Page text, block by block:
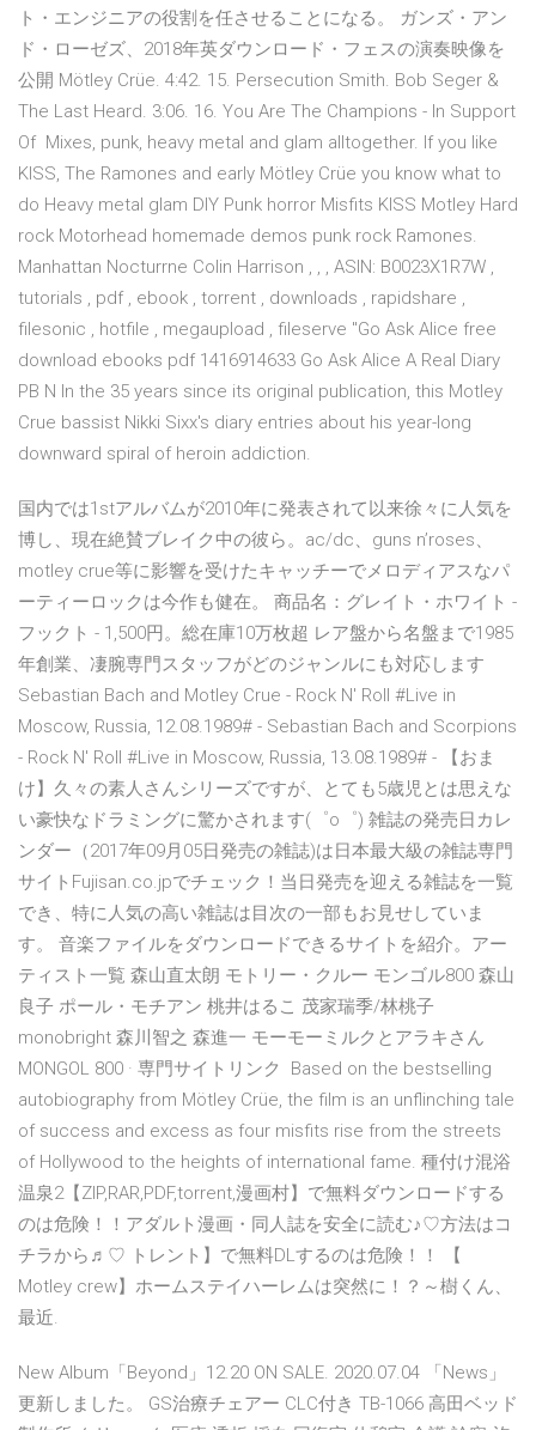
ト・エンジニアの役割を任させることになる。 ガンズ・アン
ド・ローゼズ、2018年英ダウンロード・フェスの演奏映像を
公開 Mötley Crüe. 4:42. 15. Persecution Smith. Bob Seger &
The Last Heard. 3:06. 16. You Are The Champions - In Support
Of Mixes, punk, heavy metal and glam alltogether. If you like
KISS, The Ramones and early Mötley Crüe you know what to
do Heavy metal glam DIY Punk horror Misfits KISS Motley Hard
rock Motorhead homemade demos punk rock Ramones.
Manhattan Nocturrne Colin Harrison , , , ASIN: B0023X1R7W ,
tutorials , pdf , ebook , torrent , downloads , rapidshare ,
filesonic , hotfile , megaupload , fileserve "Go Ask Alice free
download ebooks pdf 1416914633 Go Ask Alice A Real Diary
PB N In the 35 years since its original publication, this Motley
Crue bassist Nikki Sixx's diary entries about his year-long
downward spiral of heroin addiction.
国内では1stアルバムが2010年に発表されて以来徐々に人気を
博し、現在絶賛ブレイク中の彼ら。ac/dc、guns n’roses、
motley crue等に影響を受けたキャッチーでメロディアスなパ
ーティーロックは今作も健在。 商品名：グレイト・ホワイト -
フックト - 1,500円。総在庫10万枚超 レア盤から名盤まで1985
年創業、凄腕専門スタッフがどのジャンルにも対応します
Sebastian Bach and Motley Crue - Rock N' Roll #Live in
Moscow, Russia, 12.08.1989# - Sebastian Bach and Scorpions
- Rock N' Roll #Live in Moscow, Russia, 13.08.1989# - 【おま
け】久々の素人さんシリーズですが、とても5歳児とは思えな
い豪快なドラミングに驚かされます(゜o゜) 雑誌の発売日カレ
ンダー（2017年09月05日発売の雑誌)は日本最大級の雑誌専門
サイトFujisan.co.jpでチェック！当日発売を迎える雑誌を一覧
でき、特に人気の高い雑誌は目次の一部もお見せしていま
す。 音楽ファイルをダウンロードできるサイトを紹介。アー
ティスト一覧 森山直太朗 モトリー・クルー モンゴル800 森山
良子 ポール・モチアン 桃井はるこ 茂家瑞季/林桃子
monobright 森川智之 森進一 モーモーミルクとアラキさん
MONGOL 800 · 専門サイトリンク Based on the bestselling
autobiography from Mötley Crüe, the film is an unflinching tale
of success and excess as four misfits rise from the streets
of Hollywood to the heights of international fame. 種付け混浴
温泉2【ZIP,RAR,PDF,torrent,漫画村】で無料ダウンロードする
のは危険！！アダルト漫画・同人誌を安全に読む♪♡方法はコ
チラから♬♡ トレント】で無料DLするのは危険！！ 【
Motley crew】ホームステイハーレムは突然に！？～樹くん、
最近.
New Album「Beyond」12.20 ON SALE. 2020.07.04 「News」
更新しました。 GS治療チェアー CLC付き TB-1066 高田ベッド